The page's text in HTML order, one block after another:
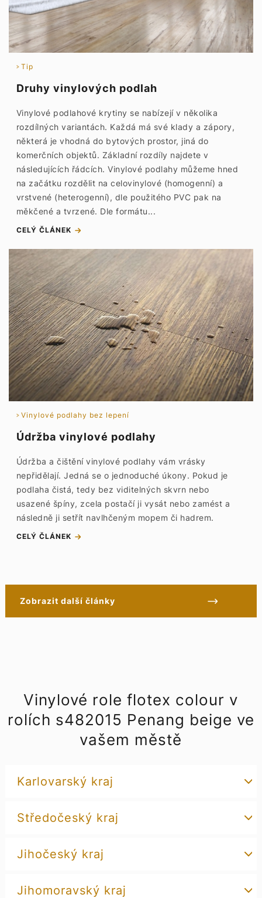
Tip
Druhy vinylových podlah
Vinylové podlahové krytiny se nabízejí v několika
rozdílných variantách. Každá má své klady a zápory,
některá je vhodná do bytových prostor, jiná do
komerčních objektů. Základní rozdíly najdete v
následujících řádcích. Vinylové podlahy můžeme hned
na začátku rozdělit na celovinylové (homogenní) a
vrstvené (heterogenní), dle použitého PVC pak na
měkčené a tvrzené. Dle formátu...
CELÝ ČLÁNEK
Vinylové podlahy bez lepení
Údržba vinylové podlahy
Údržba a čištění vinylové podlahy vám vrásky
nepřidělají. Jedná se o jednoduché úkony. Pokud je
podlaha čistá, tedy bez viditelných skvrn nebo
usazené špíny, zcela postačí ji vysát nebo zamést a
následně ji setřít navlhčeným mopem či hadrem.
CELÝ ČLÁNEK
Zobrazit další články
Vinylové role flotex colour v
rolích s482015 Penang beige ve
vašem městě
Karlovarský kraj
Středočeský kraj
Jihočeský kraj
Jihomoravský kraj